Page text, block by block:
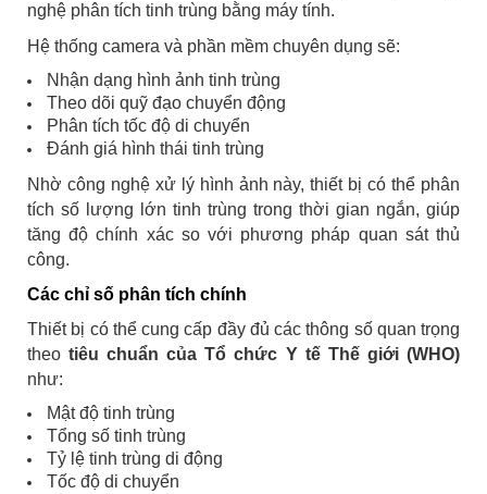
nghệ phân tích tinh trùng bằng máy tính.
Hệ thống camera và phần mềm chuyên dụng sẽ:
Nhận dạng hình ảnh tinh trùng
Theo dõi quỹ đạo chuyển động
Phân tích tốc độ di chuyển
Đánh giá hình thái tinh trùng
Nhờ công nghệ xử lý hình ảnh này, thiết bị có thể phân
tích số lượng lớn tinh trùng trong thời gian ngắn, giúp
tăng độ chính xác so với phương pháp quan sát thủ
công.
Các chỉ số phân tích chính
Thiết bị có thể cung cấp đầy đủ các thông số quan trọng
theo tiêu chuẩn của Tổ chức Y tế Thế giới (WHO)
như:
Mật độ tinh trùng
Tổng số tinh trùng
Tỷ lệ tinh trùng di động
Tốc độ di chuyển